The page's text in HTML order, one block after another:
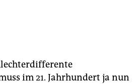
im 21. Jahrhundert ja nun